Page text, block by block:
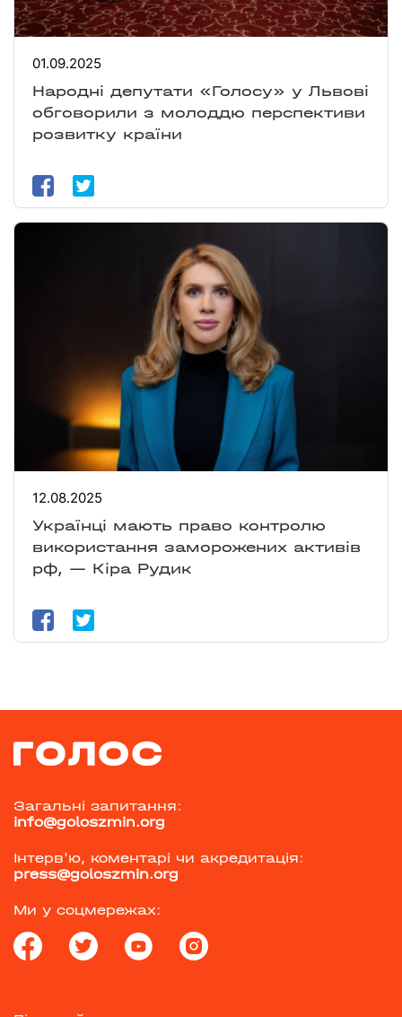
01.09.2025
Народні депутати «Голосу» у Львові
обговорили з молоддю перспективи
розвитку країни
12.08.2025
Українці мають право контролю
використання заморожених активів
рф, — Кіра Рудик
Загальні запитання:
info@goloszmin.org
Інтерв'ю, коментарі чи акредитація:
press@goloszmin.org
Ми у соцмережах: